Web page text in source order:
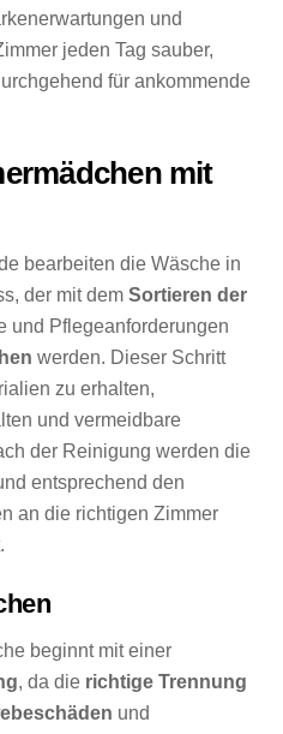
und
jeden Tag sauber,
für ankommende
mit
bearbeiten die Wäsche in
der mit demSortieren der
und Pflegeanforderungen
werden. Dieser Schritt
zu erhalten,
und vermeidbare
der Reinigung werden die
entsprechend den
an die richtigen Zimmer
beginnt mit einer
, da die richtige Trennung
und